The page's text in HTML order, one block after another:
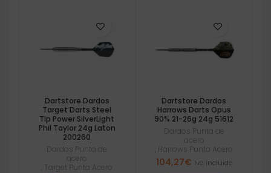
Dartstore Dardos
Target Darts Steel
Tip Power SilverLight
Phil Taylor 24g Laton
200260
Dardos Punta de
acero
Target Punta Acero
Dartstore Dardos
Harrows Darts Opus
90% 21-26g 24g 51612
Dardos Punta de
acero
Harrows Punta Acero
104,27€ Iva incluido